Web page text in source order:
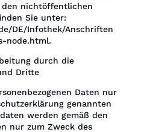
nichtöffentlichen
Sie unter:
DE/Infothek/Anschriften
node.html.
durch die
Dritte
Daten nur
genannten
werden gemäß den
nur zum Zweck des